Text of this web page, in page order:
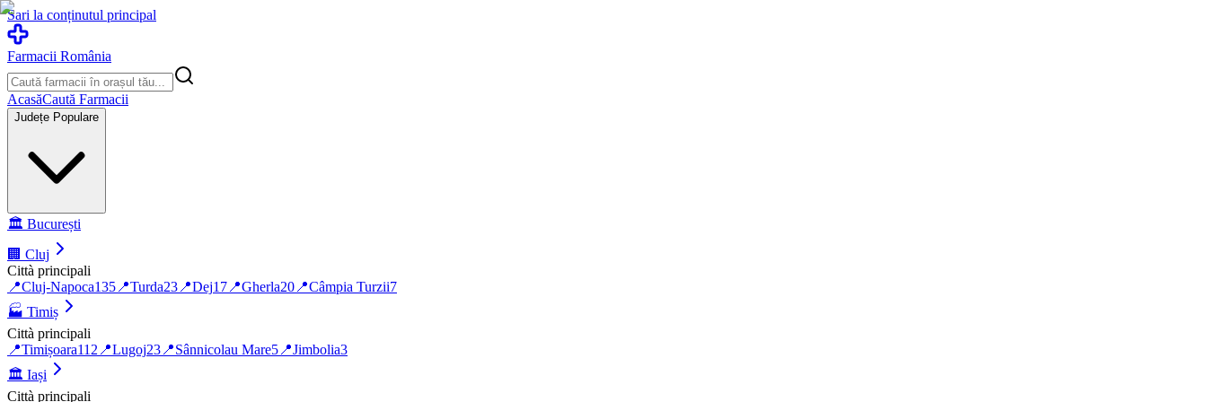
Sari la conținutul principal
Farmacii România
AcasăCaută Farmacii
Județe Populare
🏛️ București
🏢 Cluj
Città principali
📍Cluj-Napoca135 📍Turda23 📍Dej17 📍Gherla20 📍Câmpia Turzii7
🏭 Timiș
Città principali
📍Timișoara112 📍Lugoj23 📍Sânnicolau Mare5 📍Jimbolia3
🏛️ Iași
Città principali